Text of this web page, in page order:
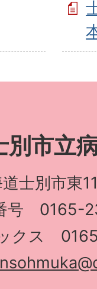
別市立
士別市東
号 0165-
クス